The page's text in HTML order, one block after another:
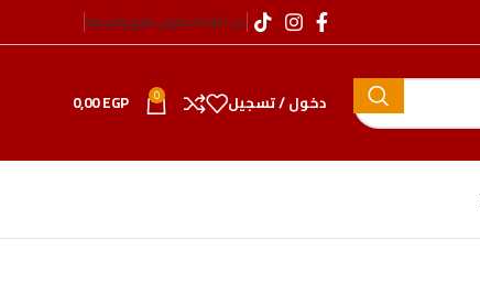
عن الشركةعناوين الفروعالمدونة
دخول / تسجيل 0
0,00EGP